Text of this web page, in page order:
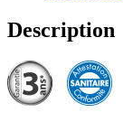
Description